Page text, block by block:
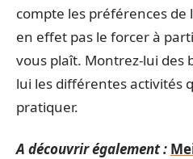
compte les préférences de
en effet pas le forcer à
vous plaît. Montrez-lui des
lui les différentes activités
pratiquer.
A découvrir également :